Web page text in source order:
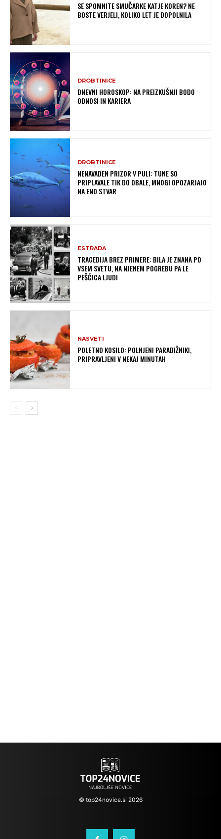
SE SPOMNITE SMUČARKE KATJE KOREN? NE
BOSTE VERJELI, KOLIKO LET JE DOPOLNILA
DROBTINICE
DNEVNI HOROSKOP: NA PREIZKUŠNJI BODO
ODNOSI IN KARIERA
DROBTINICE
NENAVADEN PRIZOR V PULI: TUNE SO
PRIPLAVALE TIK DO OBALE, MNOGI OPOZARJAJO
NA ENO STVAR
ESTRADA
TRAGEDIJA BREZ PRIMERE: BILA JE ZNANA PO
VSEM SVETU, NA NJENEM POGREBU PA LE
PEŠČICA LJUDI
NASVETI
POLETNO KOSILO: POLNJENI PARADIŽNIKI,
PRIPRAVLJENI V NEKAJ MINUTAH
© top24novice.si 2026